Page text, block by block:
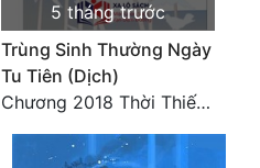
5 tháng trước
Trùng Sinh Thường Ngày
Tu Tiên (Dịch)
Chương 2018 Thời Thiếu Niên